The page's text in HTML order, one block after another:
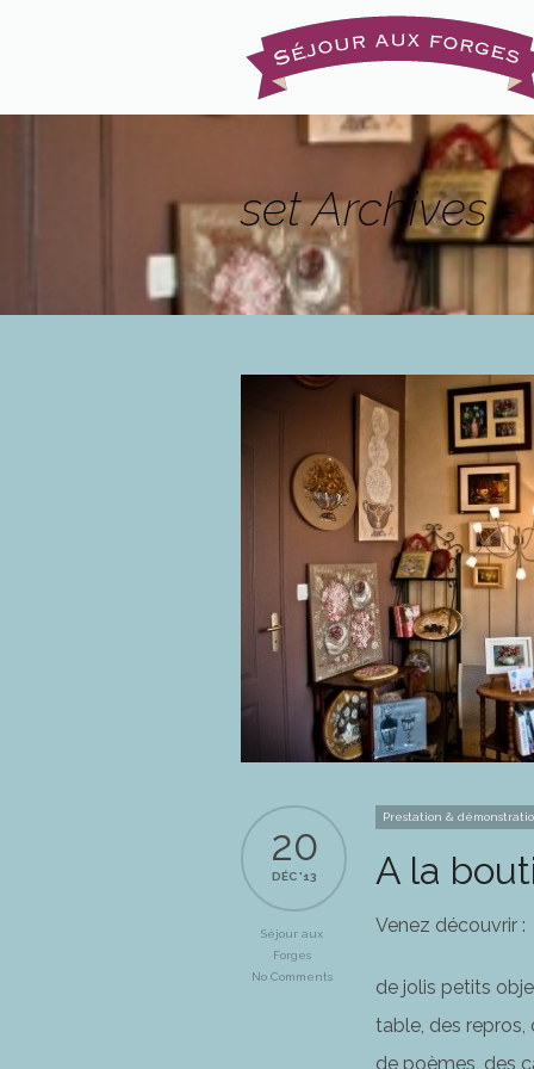
set Archives -
20
DÉC '13
Séjour aux
Forges
No Comments
Prestation &
A la
Venez découvrir :
de jolis petits
table, des repros,
de poèmes, des